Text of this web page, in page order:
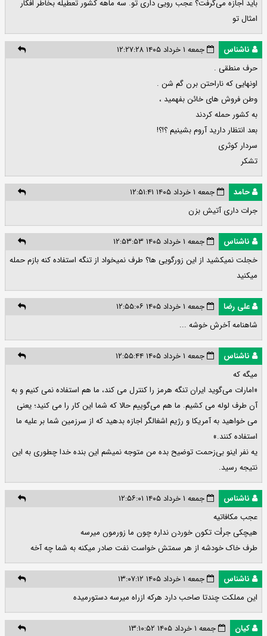
باید اجازه می‌گرفت؟ عجب رویی داری تو. سه ماهه کشور تعطیله بخاطر افکار
امثال تو
ناشناس
جمعه ۱ خرداد ۱۴۰۵ ۱۲:۲۷:۲۸
حرف منطقی .
اونهایی که ناراحتن برن گم شن .
وطن فروش های خائن بفهمید ،
به کشور حمله کردند
بعد انتظار دارید آروم بشینیم ؟!؟!
سردار کوثری
تشکر
حامد
جمعه ۱ خرداد ۱۴۰۵ ۱۲:۵۱:۴۱
جرات داری آتیش بزن
ناشناس
جمعه ۱ خرداد ۱۴۰۵ ۱۲:۵۳:۵۳
خجلت نمیکشید از این زورگویی ها؟ طرف نمیخواد از تنگه استفاده کنه بازم حمله
میکنید
علی رضا
جمعه ۱ خرداد ۱۴۰۵ ۱۲:۵۵:۰۶
شاهنامه آخرش خوشه ...
ناشناس
جمعه ۱ خرداد ۱۴۰۵ ۱۲:۵۵:۴۴
میگه که
«امارات می‌گوید ایران تنگه هرمز را کنترل می کند، ما هم استفاده نمی کنیم و به
آن طرف لوله می کشیم. ما هم می‌گوییم حالا که شما این کار را می کنید؛ یعنی
می خواهید به آمریکا و رژیم اشغالگر اجازه بدهید که از سرزمین شما بر علیه ما
استفاده کنند.»
یه نفر اینو بی‌زحمت توضیح بده من متوجه نمیشم این بنده خدا چطوری به این
نتیجه رسید.
ناشناس
جمعه ۱ خرداد ۱۴۰۵ ۱۲:۵۶:۰۱
عجب مکافاتیه
هیچکی جرأت تکون خوردن نداره چون ما زورمون میرسه
طرف خاک خودشه از هر سمتش خواست نفت صادر میکنه به شما چه آخه
ناشناس
جمعه ۱ خرداد ۱۴۰۵ ۱۳:۰۷:۱۲
این مملکت چندتا صاحب دارد هرکه ازراه میرسه دستورمیده
کیان
جمعه ۱ خرداد ۱۴۰۵ ۱۳:۱۰:۵۲